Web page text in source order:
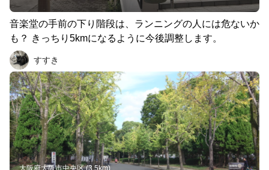
音楽堂の手前の下り階段は、ランニングの人には危ないか
も？ きっちり5kmになるように今後調整します。
すすき
大阪府大阪市中央区 (3.5km)